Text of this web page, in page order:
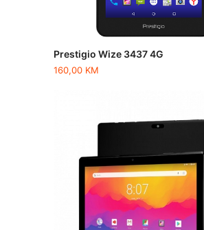
Prestigio Wize 3437 4G
160,00 KM